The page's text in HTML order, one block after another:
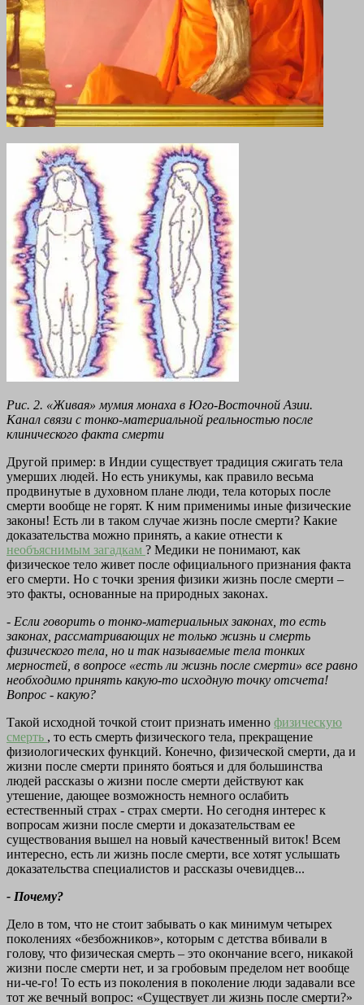
Рис. 2. «Живая» мумия монаха в Юго-Восточной Азии.
Канал связи с тонко-материальной реальностью после
клинического факта смерти
Другой пример: в Индии существует традиция сжигать тела
умерших людей. Но есть уникумы, как правило весьма
продвинутые в духовном плане люди, тела которых после
смерти вообще не горят. К ним применимы иные физические
законы! Есть ли в таком случае жизнь после смерти? Какие
доказательства можно принять, а какие отнести к
необъяснимым загадкам ? Медики не понимают, как
физическое тело живет после официального признания факта
его смерти. Но с точки зрения физики жизнь после смерти –
это факты, основанные на природных законах.
- Если говорить о тонко-материальных законах, то есть
законах, рассматривающих не только жизнь и смерть
физического тела, но и так называемые тела тонких
мерностей, в вопросе «есть ли жизнь после смерти» все равно
необходимо принять какую-то исходную точку отсчета!
Вопрос - какую?
Такой исходной точкой стоит признать именно физическую
смерть , то есть смерть физического тела, прекращение
физиологических функций. Конечно, физической смерти, да и
жизни после смерти принято бояться и для большинства
людей рассказы о жизни после смерти действуют как
утешение, дающее возможность немного ослабить
естественный страх - страх смерти. Но сегодня интерес к
вопросам жизни после смерти и доказательствам ее
существования вышел на новый качественный виток! Всем
интересно, есть ли жизнь после смерти, все хотят услышать
доказательства специалистов и рассказы очевидцев...
- Почему?
Дело в том, что не стоит забывать о как минимум четырех
поколениях «безбожников», которым с детства вбивали в
голову, что физическая смерть – это окончание всего, никакой
жизни после смерти нет, и за гробовым пределом нет вообще
ни-че-го! То есть из поколения в поколение люди задавали все
тот же вечный вопрос: «Существует ли жизнь после смерти?»